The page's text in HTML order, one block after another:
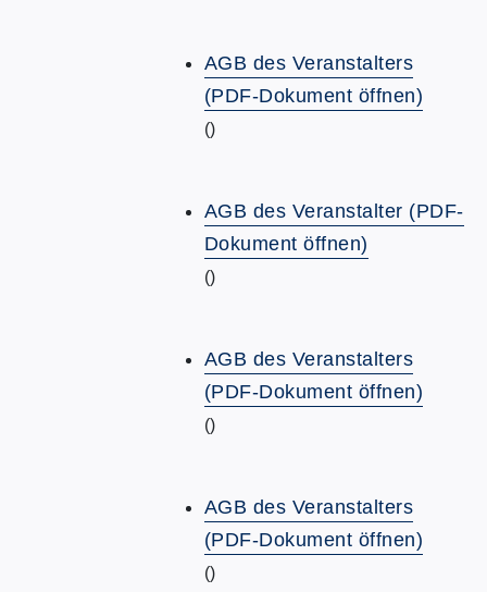
AGB des Veranstalters
(PDF-Dokument öffnen)
()
AGB des Veranstalter (PDF-
Dokument öffnen)
()
AGB des Veranstalters
(PDF-Dokument öffnen)
()
AGB des Veranstalters
(PDF-Dokument öffnen)
()